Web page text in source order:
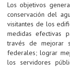
Los objetivos
conservación del
visitantes de los
medidas efectivas
través de mejorar
federales; lograr
los servidores